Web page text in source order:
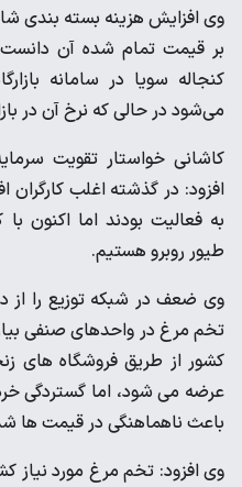
وی افزایش هزینه بسته بندی
بر قیمت تمام شده آن
می‌شود در حالی که نرخ آن در بازار آزاد حدود
کاشانی خواستار تقویت
افزود: در گذشته اغلب
به فعالیت بودند اما اکنون
طیور روبرو هستیم.
وی ضعف در شبکه توزیع را از
کشور از طریق فروشگاه‌ های
عرضه می شود، اما گستردگی
باعث ناهماهنگی در قیمت‌ ها
وی افزود: تخم مرغ مورد نیاز